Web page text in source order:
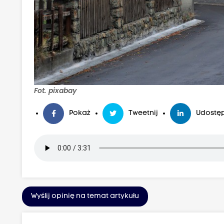
Fot. pixabay
Pokaż Tweetnij
Wyślij opinię na temat artykułu